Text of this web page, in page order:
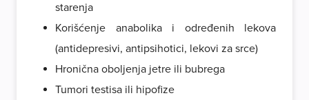
starenja
Korišćenje anabolika i određenih lekova
(antidepresivi, antipsihotici, lekovi za srce)
Hronična oboljenja jetre ili bubrega
Tumori testisa ili hipofize